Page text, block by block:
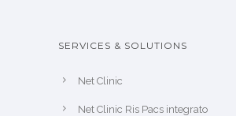
SERVICES & SOLUTIONS
Net Clinic
Net Clinic Ris Pacs integrato